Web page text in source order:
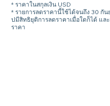
* ราคาในสกุลเงิน USD
* รายการลดราคานี้ใช้ได้จนถึง 30 กั
ปมีสิทธิยุติการลดราคาเมื่อใดก็ได้ แล
ราคา